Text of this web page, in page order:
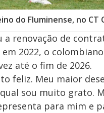
do Fluminense, no CT
a renovação de
2022, o
até o fim de 2026.
feliz. Meu maior
sou muito grato.
para mim e